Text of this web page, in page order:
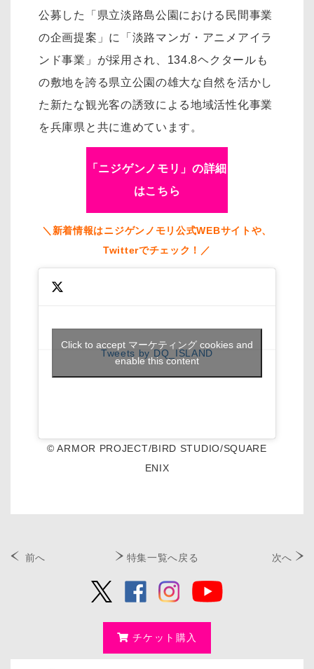
公募した「県立淡路島公園における民間事業
の企画提案」に「淡路マンガ・アニメアイラ
ンド事業」が採用され、134.8ヘクタールも
の敷地を誇る県立公園の雄大な自然を活かし
た新たな観光客の誘致による地域活性化事業
を兵庫県と共に進めています。
「ニジゲンノモリ」の詳細
はこちら
＼新着情報はニジゲンノモリ公式WEBサイトや、
Twitterでチェック！／
Tweets by DQ_ISLAND
Click to accept マーケティング cookies and
enable this content
© ARMOR PROJECT/BIRD STUDIO/SQUARE
ENIX
前へ 特集一覧へ戻る 次へ
チケット購入